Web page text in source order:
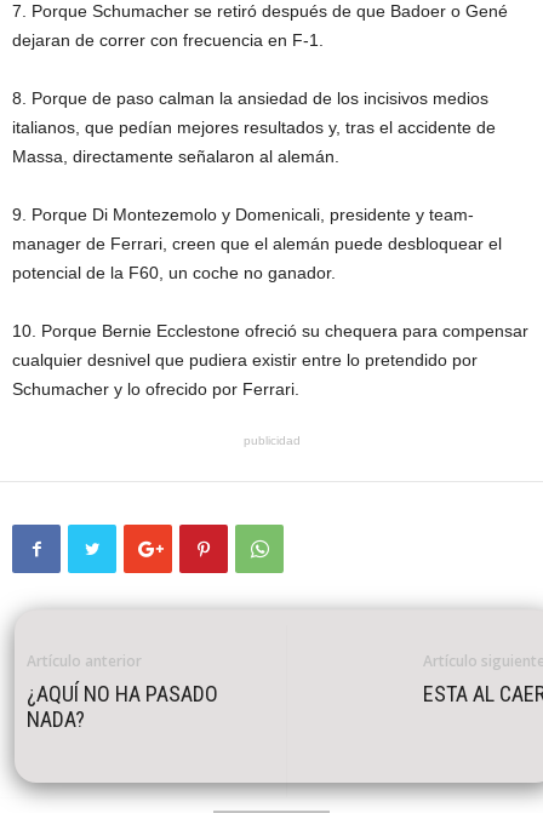
7. Porque Schumacher se retiró después de que Badoer o Gené
dejaran de correr con frecuencia en F-1.
8. Porque de paso calman la ansiedad de los incisivos medios
italianos, que pedían mejores resultados y, tras el accidente de
Massa, directamente señalaron al alemán.
9. Porque Di Montezemolo y Domenicali, presidente y team-
manager de Ferrari, creen que el alemán puede desbloquear el
potencial de la F60, un coche no ganador.
10. Porque Bernie Ecclestone ofreció su chequera para compensar
cualquier desnivel que pudiera existir entre lo pretendido por
Schumacher y lo ofrecido por Ferrari.
publicidad
Artículo anterior
¿AQUÍ NO HA PASADO
NADA?
Artículo
ESTA AL